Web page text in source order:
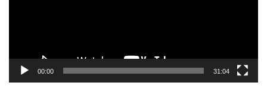
00:00 31:04